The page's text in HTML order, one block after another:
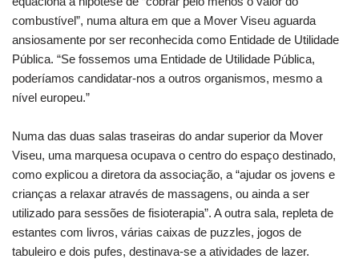
combustível”, numa altura em que a Mover Viseu aguarda
ansiosamente por ser reconhecida como Entidade de Utilidade
Pública. “Se fossemos uma Entidade de Utilidade Pública,
poderíamos candidatar-nos a outros organismos, mesmo a
nível europeu.”
Numa das duas salas traseiras do andar superior da Mover
Viseu, uma marquesa ocupava o centro do espaço destinado,
como explicou a diretora da associação, a “ajudar os jovens e
crianças a relaxar através de massagens, ou ainda a ser
utilizado para sessões de fisioterapia”. A outra sala, repleta de
estantes com livros, várias caixas de puzzles, jogos de
tabuleiro e dois pufes, destinava-se a atividades de lazer.